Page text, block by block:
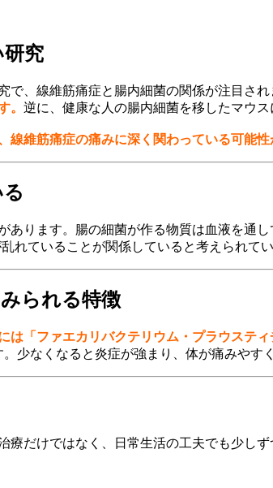
究
で、線維筋痛症と腸内細菌の関係が注目され
。 逆に、健康な人の腸内細菌を移したマウ
線維筋痛症の痛みに深く関わっている可能性
あります。腸の細菌が作る物質は血液を通
れていることが関係していると考えられてい
られる特徴
は「ファエカリバクテリウム・プラウステ
少なくなると炎症が強まり、体が痛みやす
療だけではなく、日常生活の工夫でも少しず